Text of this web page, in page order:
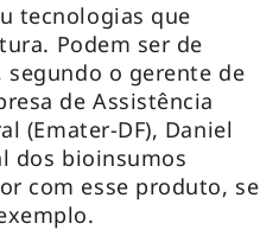
tecnologias que
Podem ser de
o gerente de
de Assistência
(Emater-DF), Daniel
dos bioinsumos
com esse produto, se